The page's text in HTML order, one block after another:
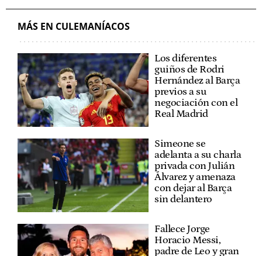
MÁS EN CULEMANÍACOS
Los diferentes
guiños de Rodri
Hernández al Barça
previos a su
negociación con el
Real Madrid
Simeone se
adelanta a su charla
privada con Julián
Álvarez y amenaza
con dejar al Barça
sin delantero
Fallece Jorge
Horacio Messi,
padre de Leo y gran